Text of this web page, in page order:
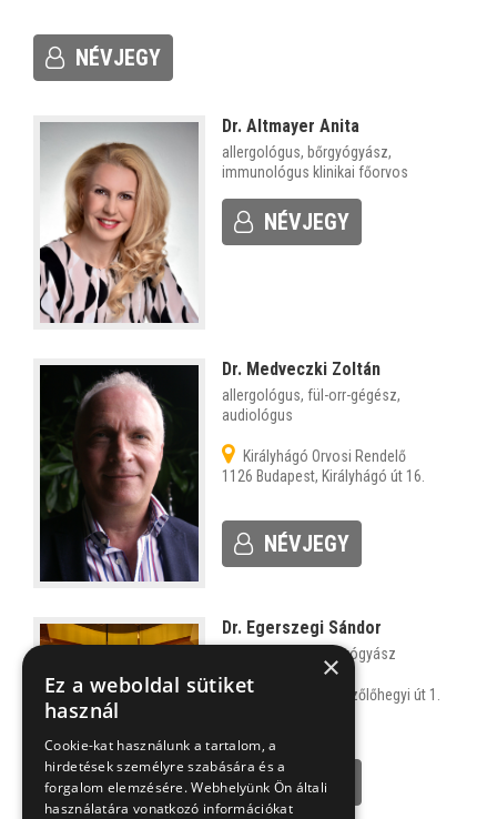
NÉVJEGY
Dr. Altmayer Anita
allergológus, bőrgyógyász,
immunológus klinikai főorvos
NÉVJEGY
Dr. Medveczki Zoltán
allergológus, fül-orr-gégész,
audiológus
Királyhágó Orvosi Rendelő
1126 Budapest, Királyhágó út 16.
NÉVJEGY
Dr. Egerszegi Sándor
allergológus, tüdőgyógyász
2093 Budajenő, Szőlőhegyi út 1.
NÉVJEGY
×
Ez a weboldal sütiket
használ
Cookie-kat használunk a tartalom, a
hirdetések személyre szabására és a
forgalom elemzésére. Webhelyünk Ön általi
használatára vonatkozó információkat